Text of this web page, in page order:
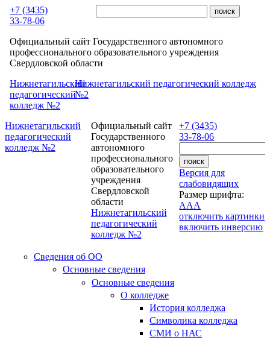
Перейти к основному содержанию
+7 (3435)
33-78-06
Официальный сайт Государственного автономного
профессионального образовательного учреждения
Свердловской области
Нижнетагильский
педагогический
колледж №2
Нижнетагильский педагогический колледж
№2
Нижнетагильский
педагогический
колледж №2
+7 (3435)
33-78-06
Версия для
слабовидящих
Размер шрифта:
AAA
отключить картинки
включить инверсию
Официальный сайт
Государственного
автономного
профессионального
образовательного
учреждения
Свердловской
области
Нижнетагильский
педагогический
колледж №2
Сведения об ОО
Основные сведения
Основные сведения
О колледже
История колледжа
Символика колледжа
СМИ о НАС